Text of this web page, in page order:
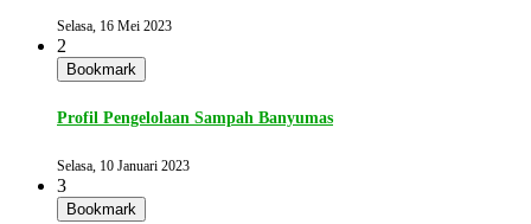
Selasa, 16 Mei 2023
2
Bookmark
Profil Pengelolaan Sampah Banyumas
Selasa, 10 Januari 2023
3
Bookmark